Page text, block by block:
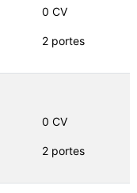
0 CV
2 portes
0 CV
2 portes